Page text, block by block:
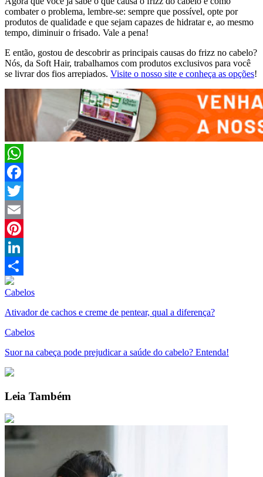
combater o problema, lembre-se: sempre que possível, opte por
produtos de qualidade e que sejam capazes de hidratar e, ao mesmo
tempo, diminuir o frisado. Vale a pena!
E então, gostou de descobrir as principais causas do frizz no cabelo?
Nós, da Soft Hair, trabalhamos com produtos exclusivos para você
se livrar dos fios arrepiados. Visite o nosso site e conheça as opções!
WhatsApp
Facebook
Twitter
Email
Pinterest
LinkedIn
Compartilhar
Cabelos
Ativador de cachos e creme de pentear, qual a diferença?
Cabelos
Suor na cabeça pode prejudicar a saúde do cabelo? Entenda!
Leia Também